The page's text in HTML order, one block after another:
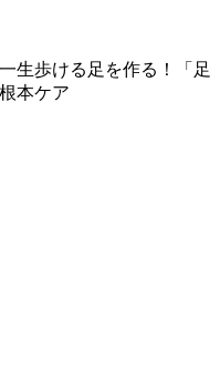
生歩ける足を作る！「足
本ケア